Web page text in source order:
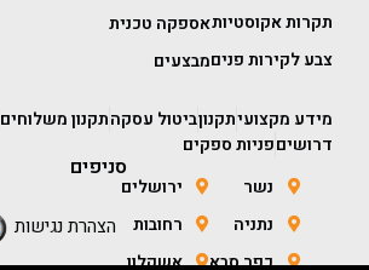
תקרות אקוסטיות
צבע לקירות פנים
אספקה טכנית
מבצעים
מידע מקצועיתקנוןביטול עסקהתקנון משלוחים
דרושיםפניות ספקים
סניפים
נשר
נתניה
כפר סבא
ירושלים
רחובות
אשקלון
הצהרת נגישות